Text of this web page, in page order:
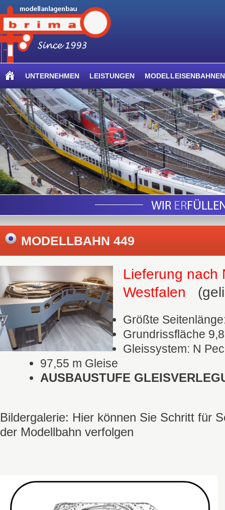
UNTERNEHMEN LEISTUNGEN MODELLEISENBAHNEN
MODELLBAHN 449
Lieferung nach
Westfalen
Größte
Grundrissfläche
Gleissystem: N
97,55 m Gleise
AUSBAUSTUFE
Bildergalerie: Hier können Sie Schritt für
der Modellbahn verfolgen